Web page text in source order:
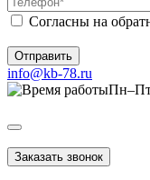
Согласны на
Отправить
info@kb-78.ru
Заказать звонок